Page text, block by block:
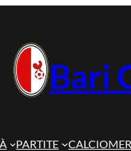
Bari
PARTITE